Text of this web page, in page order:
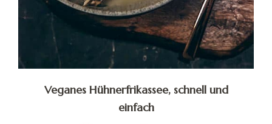
Veganes Hühnerfrikassee, schnell und
einfach